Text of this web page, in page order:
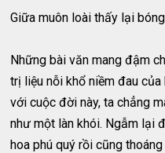
Giữa muôn loài thấy lại bóng
Những bài văn mang đậm
trị liệu nỗi khổ niềm đau
với cuộc đời này, ta chẳng
như một làn khói. Ngẫm lại
hoa phú quý rồi cũng